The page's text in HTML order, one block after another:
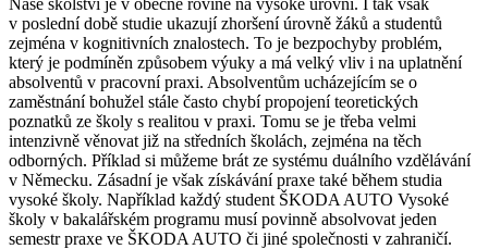
v poslední době studie ukazují zhoršení úrovně žáků a studentů
zejména v kognitivních znalostech. To je bezpochyby problém,
který je podmíněn způsobem výuky a má velký vliv i na uplatnění
absolventů v pracovní praxi. Absolventům ucházejícím se o
zaměstnání bohužel stále často chybí propojení teoretických
poznatků ze školy s realitou v praxi. Tomu se je třeba velmi
intenzivně věnovat již na středních školách, zejména na těch
odborných. Příklad si můžeme brát ze systému duálního vzdělávání
v Německu. Zásadní je však získávání praxe také během studia
vysoké školy. Například každý student ŠKODA AUTO Vysoké
školy v bakalářském programu musí povinně absolvovat jeden
semestr praxe ve ŠKODA AUTO či jiné společnosti v zahraničí.